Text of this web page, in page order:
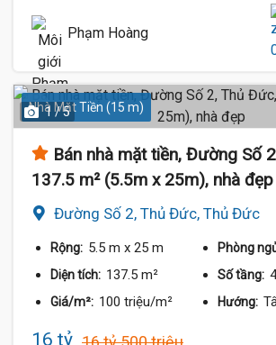
Phạm Hoàng
Nhà Mặt Tiền (15 m)
1 / 5
Bán nhà mặt tiền, Đường Số
137.5 m² (5.5m x 25m), nhà đẹp
Đường Số 2, Thủ Đức, Thủ Đức
Rộng: 5.5 m x 25 m Phòng
Diện tích: 137.5 m² Số tầng:
Giá/m²: 100 triệu/m² Hướng:
16 tỷ